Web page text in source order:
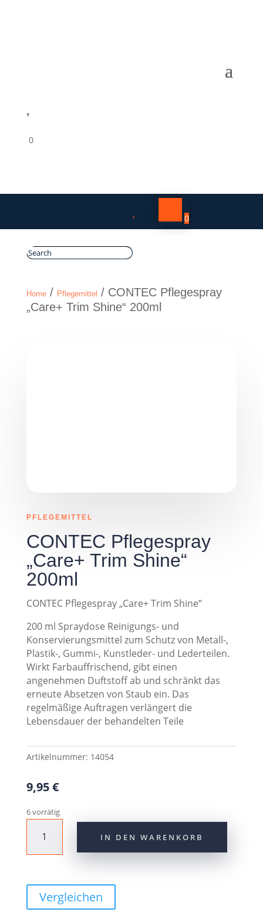
0
0
Home/ Pflegemittel / CONTEC Pflegespray
„Care+ Trim Shine“ 200ml
PFLEGEMITTEL
CONTEC Pflegespray
„Care+ Trim Shine“
200ml
CONTEC Pflegespray „Care+ Trim Shine“
200 ml Spraydose Reinigungs- und
Konservierungsmittel zum Schutz von Metall-,
Plastik-, Gummi-, Kunstleder- und Lederteilen.
Wirkt Farbauffrischend, gibt einen
angenehmen Duftstoff ab und schränkt das
erneute Absetzen von Staub ein. Das
regelmäßige Auftragen verlängert die
Lebensdauer der behandelten Teile
Artikelnummer: 14054
9,95€
6 vorrätig
Pflegespray
"Care+
200ml
Menge
IN DEN WARENKORB
Vergleichen